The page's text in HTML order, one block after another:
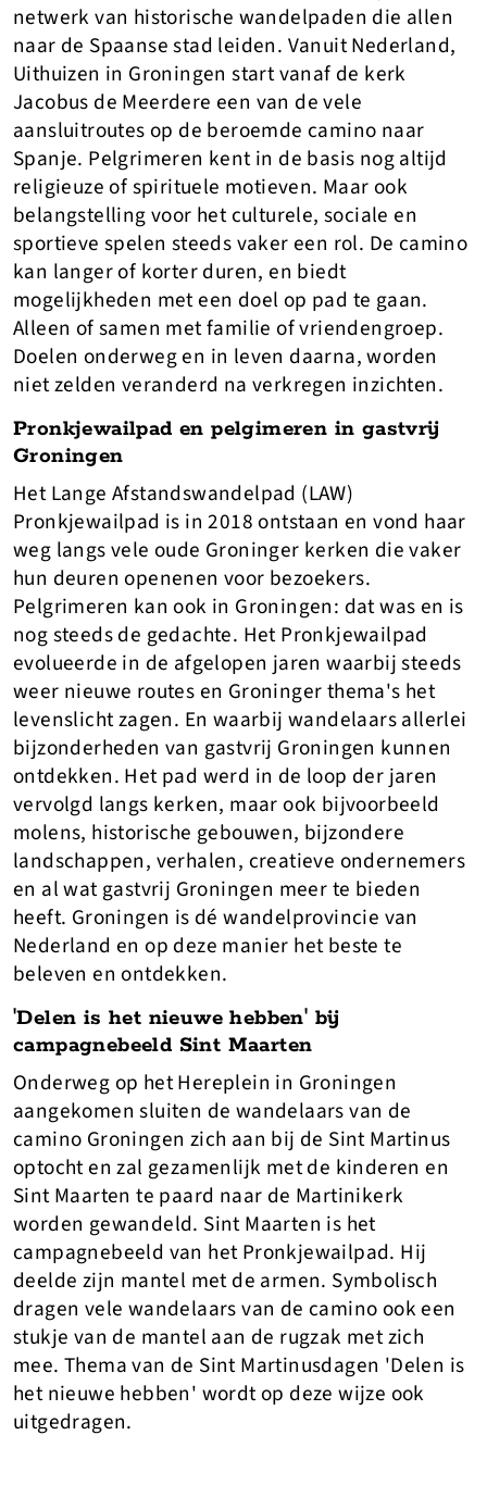
netwerk van historische wandelpaden die allen
naar de Spaanse stad leiden. Vanuit Nederland,
Uithuizen in Groningen start vanaf de kerk
Jacobus de Meerdere een van de vele
aansluitroutes op de beroemde camino naar
Spanje. Pelgrimeren kent in de basis nog altijd
religieuze of spirituele motieven. Maar ook
belangstelling voor het culturele, sociale en
sportieve spelen steeds vaker een rol. De camino
kan langer of korter duren, en biedt
mogelijkheden met een doel op pad te gaan.
Alleen of samen met familie of vriendengroep.
Doelen onderweg en in leven daarna, worden
niet zelden veranderd na verkregen inzichten.
Pronkjewailpad en pelgimeren in gastvrij
Groningen
Het Lange Afstandswandelpad (LAW)
Pronkjewailpad is in 2018 ontstaan en vond haar
weg langs vele oude Groninger kerken die vaker
hun deuren openenen voor bezoekers.
Pelgrimeren kan ook in Groningen: dat was en is
nog steeds de gedachte. Het Pronkjewailpad
evolueerde in de afgelopen jaren waarbij steeds
weer nieuwe routes en Groninger thema's het
levenslicht zagen. En waarbij wandelaars allerlei
bijzonderheden van gastvrij Groningen kunnen
ontdekken. Het pad werd in de loop der jaren
vervolgd langs kerken, maar ook bijvoorbeeld
molens, historische gebouwen, bijzondere
landschappen, verhalen, creatieve ondernemers
en al wat gastvrij Groningen meer te bieden
heeft. Groningen is dé wandelprovincie van
Nederland en op deze manier het beste te
beleven en ontdekken.
'Delen is het nieuwe hebben' bij
campagnebeeld Sint Maarten
Onderweg op het Hereplein in Groningen
aangekomen sluiten de wandelaars van de
camino Groningen zich aan bij de Sint Martinus
optocht en zal gezamenlijk met de kinderen en
Sint Maarten te paard naar de Martinikerk
worden gewandeld. Sint Maarten is het
campagnebeeld van het Pronkjewailpad. Hij
deelde zijn mantel met de armen. Symbolisch
dragen vele wandelaars van de camino ook een
stukje van de mantel aan de rugzak met zich
mee. Thema van de Sint Martinusdagen 'Delen is
het nieuwe hebben' wordt op deze wijze ook
uitgedragen.